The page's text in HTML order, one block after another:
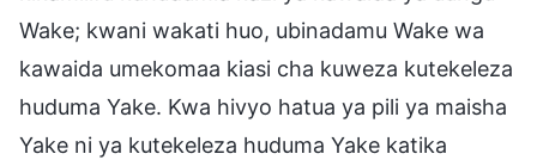
Wake; kwani wakati huo, ubinadamu Wake wa
kawaida umekomaa kiasi cha kuweza kutekeleza
huduma Yake. Kwa hivyo hatua ya pili ya maisha
Yake ni ya kutekeleza huduma Yake katika